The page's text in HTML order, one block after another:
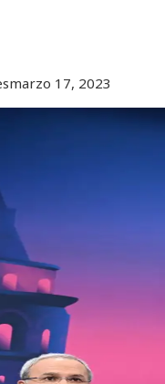
marzo 17, 2023